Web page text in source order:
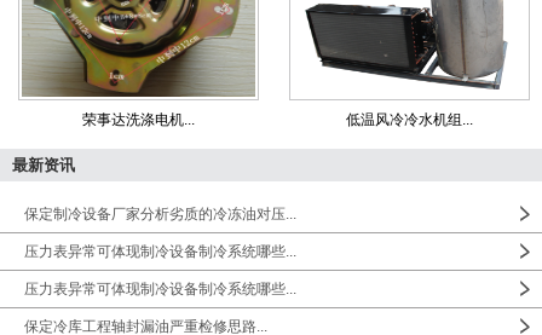
荣事达洗涤电机... 低温风冷冷水机组...
最新资讯
保定制冷设备厂家分析劣质的冷冻油对压...
压力表异常可体现制冷设备制冷系统哪些...
压力表异常可体现制冷设备制冷系统哪些...
保定冷库工程轴封漏油严重检修思路...